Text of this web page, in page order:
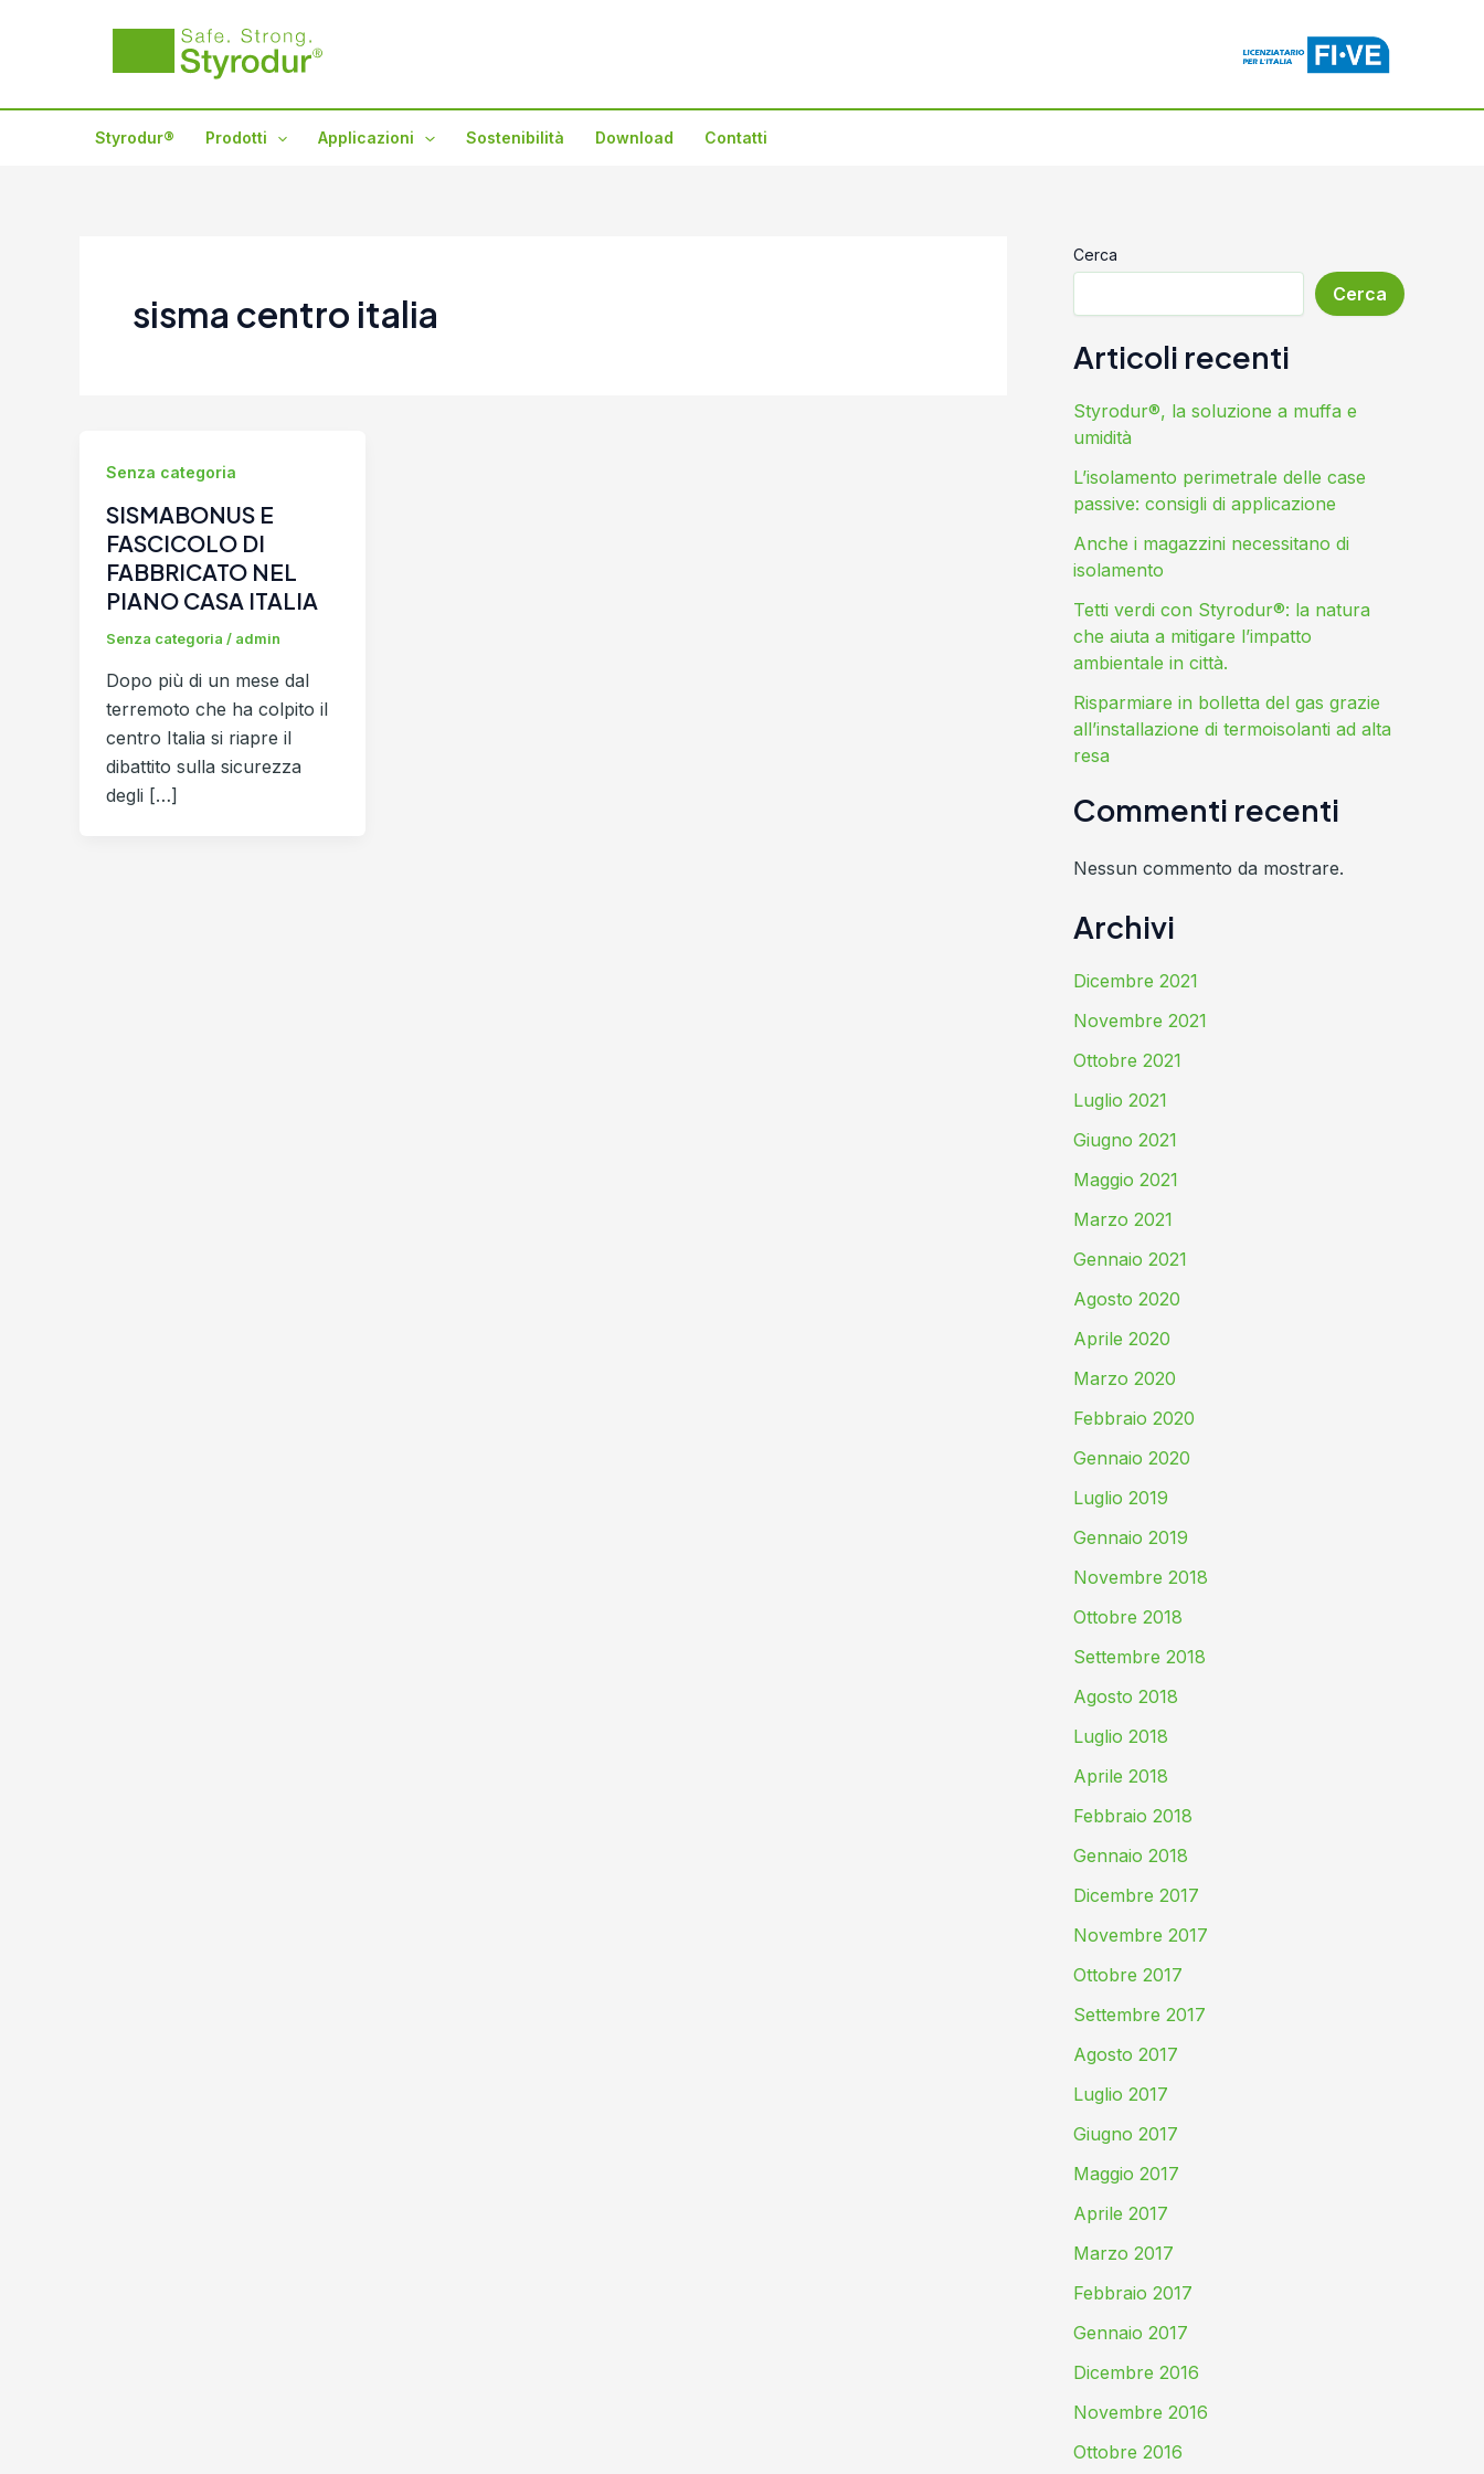
Styrodur® Prodotti Applicazioni Sostenibilità Download Contatti
sisma centro italia
Senza categoria
SISMABONUS E
FASCICOLO DI
FABBRICATO NEL
PIANO CASA ITALIA
Senza categoria / admin
Dopo più di un mese dal
terremoto che ha colpito il
centro Italia si riapre il
dibattito sulla sicurezza
degli […]
Cerca
Cerca
Articoli recenti
Styrodur®, la soluzione a muffa e
umidità
L’isolamento perimetrale delle case
passive: consigli di applicazione
Anche i magazzini necessitano di
isolamento
Tetti verdi con Styrodur®: la natura
che aiuta a mitigare l’impatto
ambientale in città.
Risparmiare in bolletta del gas grazie
all’installazione di termoisolanti ad alta
resa
Commenti recenti
Nessun commento da mostrare.
Archivi
Dicembre 2021
Novembre 2021
Ottobre 2021
Luglio 2021
Giugno 2021
Maggio 2021
Marzo 2021
Gennaio 2021
Agosto 2020
Aprile 2020
Marzo 2020
Febbraio 2020
Gennaio 2020
Luglio 2019
Gennaio 2019
Novembre 2018
Ottobre 2018
Settembre 2018
Agosto 2018
Luglio 2018
Aprile 2018
Febbraio 2018
Gennaio 2018
Dicembre 2017
Novembre 2017
Ottobre 2017
Settembre 2017
Agosto 2017
Luglio 2017
Giugno 2017
Maggio 2017
Aprile 2017
Marzo 2017
Febbraio 2017
Gennaio 2017
Dicembre 2016
Novembre 2016
Ottobre 2016